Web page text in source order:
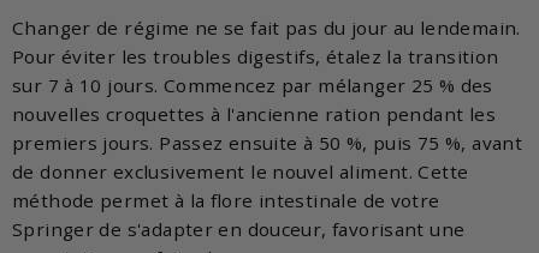
Changer de régime ne se fait pas du jour au lendemain.
Pour éviter les troubles digestifs, étalez la transition
sur 7 à 10 jours. Commencez par mélanger 25 % des
nouvelles croquettes à l'ancienne ration pendant les
premiers jours. Passez ensuite à 50 %, puis 75 %, avant
de donner exclusivement le nouvel aliment. Cette
méthode permet à la flore intestinale de votre
Springer de s'adapter en douceur, favorisant une